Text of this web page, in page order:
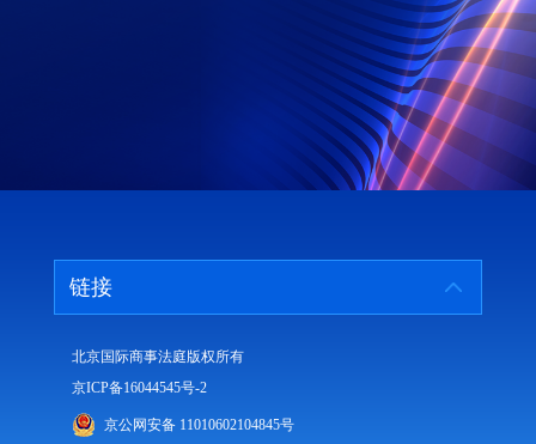
链接
北京国际商事法庭版权所有
京ICP备16044545号-2
京公网安备 11010602104845号